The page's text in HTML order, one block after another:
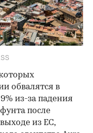
обвалятся в
из-за падения
после
из ЕС,